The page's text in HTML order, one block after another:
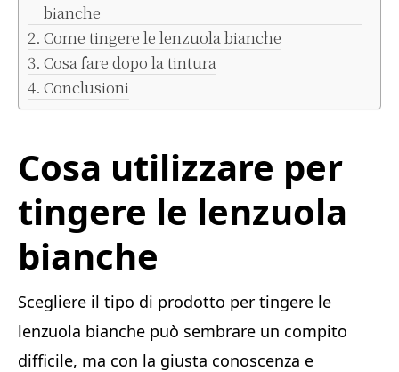
bianche
Come tingere le lenzuola bianche
Cosa fare dopo la tintura
Conclusioni
Cosa utilizzare per
tingere le lenzuola
bianche
Scegliere il tipo di prodotto per tingere le
lenzuola bianche può sembrare un compito
difficile, ma con la giusta conoscenza e